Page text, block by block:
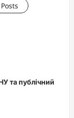
та публічний